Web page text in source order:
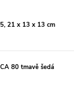
21 x 13 x 13 cm
80 tmavě šedá